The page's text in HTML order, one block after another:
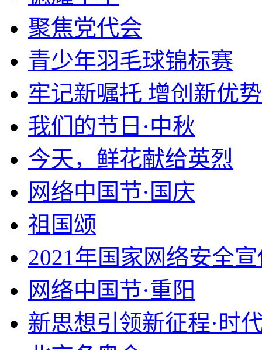
聚焦党代会
青少年羽毛球锦标赛
牢记新嘱托 增创新优
我们的节日·中秋
今天，鲜花献给英烈
网络中国节·国庆
祖国颂
2021年国家网络安全
网络中国节·重阳
新思想引领新征程·时